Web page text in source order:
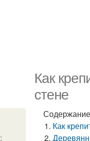
Как
стене
Содержание
Как